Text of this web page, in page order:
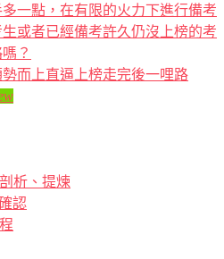
一點，在有限的火力下進行備考
或者已經備考許久仍沒上榜的考
？
而上直逼上榜走完後一哩路
剖析、提煉
認